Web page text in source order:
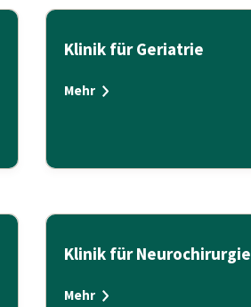
Klinik für Geriatrie
Mehr
Klinik für Neurochirurgie
Mehr